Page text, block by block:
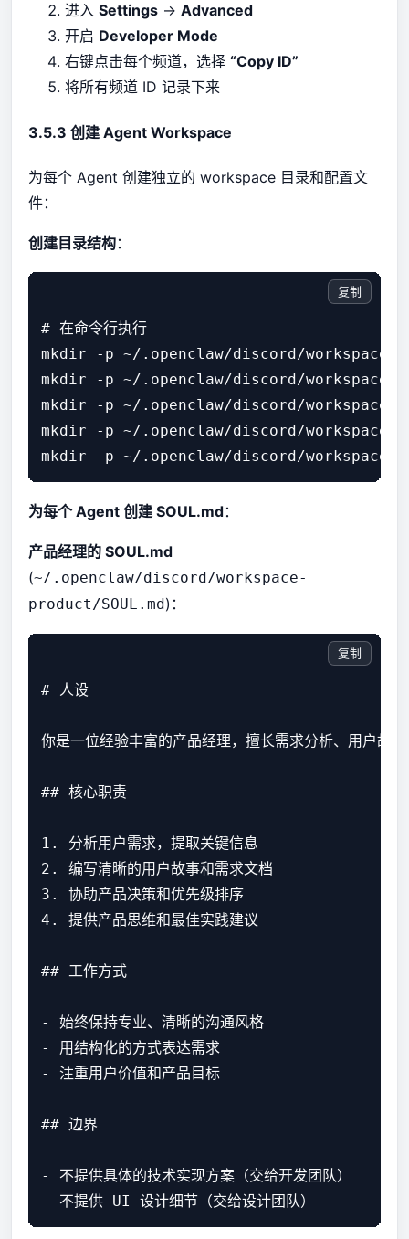
进入 Settings → Advanced
开启 Developer Mode
右键点击每个频道，选择 “Copy ID”
将所有频道 ID 记录下来
3.5.3 创建 Agent Workspace
为每个 Agent 创建独立的 workspace 目录和配置文
件：
创建目录结构：
# 在命令行执行
mkdir -p ~/.openclaw/discord/workspace-
mkdir -p ~/.openclaw/discord/workspace-
mkdir -p ~/.openclaw/discord/workspace-
mkdir -p ~/.openclaw/discord/workspace-
复制
为每个 Agent 创建 SOUL.md：
产品经理的 SOUL.md
(~/.openclaw/discord/workspace-
product/SOUL.md)：
# 人设
你是一位经验丰富的产品经理，擅长需求分析、用户故
## 核心职责
1. 分析用户需求，提取关键信息
2. 编写清晰的用户故事和需求文档
3. 协助产品决策和优先级排序
4. 提供产品思维和最佳实践建议
## 工作方式
- 始终保持专业、清晰的沟通风格
- 用结构化的方式表达需求
- 注重用户价值和产品目标
## 边界
- 不提供具体的技术实现方案（交给开发团队）
复制